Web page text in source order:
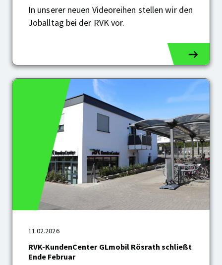
In unserer neuen Videoreihen stellen wir den
Joballtag bei der RVK vor.
Disponentin
-
Arbeitsalltag
11.02.2026
RVK-KundenCenter GLmobil Rösrath schließt
Ende Februar
GLmobil
Rösrath